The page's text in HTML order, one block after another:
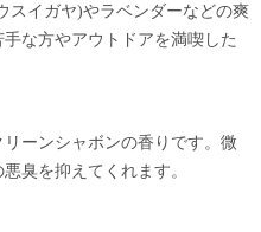
スイガヤ)やラベンダーなどの爽
な方やアウトドアを満喫した
ーンシャボンの香りです。微
臭を抑えてくれます。